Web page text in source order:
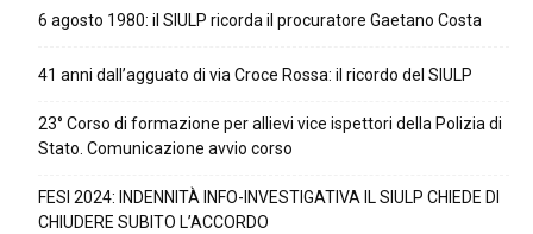
6 agosto 1980: il SIULP ricorda il procuratore Gaetano Costa
41 anni dall’agguato di via Croce Rossa: il ricordo del SIULP
23° Corso di formazione per allievi vice ispettori della Polizia di
Stato. Comunicazione avvio corso
FESI 2024: INDENNITÀ INFO-INVESTIGATIVA IL SIULP CHIEDE DI
CHIUDERE SUBITO L’ACCORDO